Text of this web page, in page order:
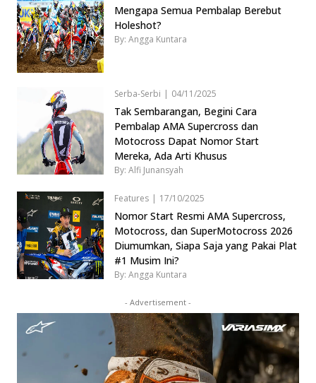
Mengapa Semua Pembalap Berebut
Holeshot?
By: Angga Kuntara
Serba-Serbi | 04/11/2025
Tak Sembarangan, Begini Cara
Pembalap AMA Supercross dan
Motocross Dapat Nomor Start
Mereka, Ada Arti Khusus
By: Alfi Junansyah
Features | 17/10/2025
Nomor Start Resmi AMA Supercross,
Motocross, dan SuperMotocross 2026
Diumumkan, Siapa Saja yang Pakai Plat
#1 Musim Ini?
By: Angga Kuntara
- Advertisement -